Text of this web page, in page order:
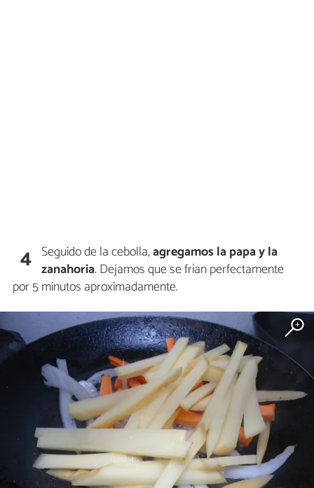
4 Seguido de la cebolla,agregamos la papa y la
zanahoria. Dejamos que se frían perfectamente
por 5 minutos aproximadamente.